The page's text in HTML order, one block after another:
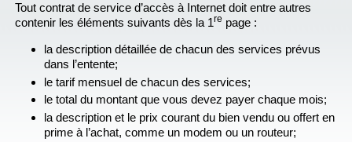
Tout contrat de service d’accès à Internet doit entre autres
contenir les éléments suivants dès la 1re page :
la description détaillée de chacun des services prévus
dans l’entente;
le tarif mensuel de chacun des services;
le total du montant que vous devez payer chaque mois;
la description et le prix courant du bien vendu ou offert en
prime à l’achat, comme un modem ou un routeur;